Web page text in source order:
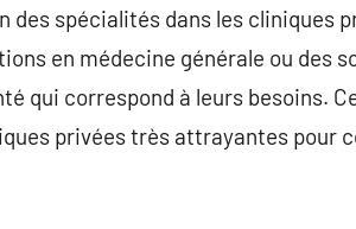
spécialités dans les cliniques
en médecine générale ou des
qui correspond à leurs besoins.
privées très attrayantes pour